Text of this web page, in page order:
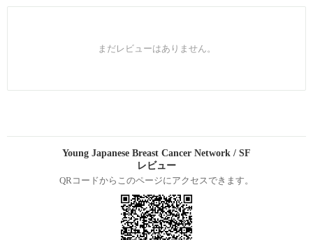
まだレビューはありません。
Young Japanese Breast Cancer Network / SF
レビュー
QRコードからこのページにアクセスできます。